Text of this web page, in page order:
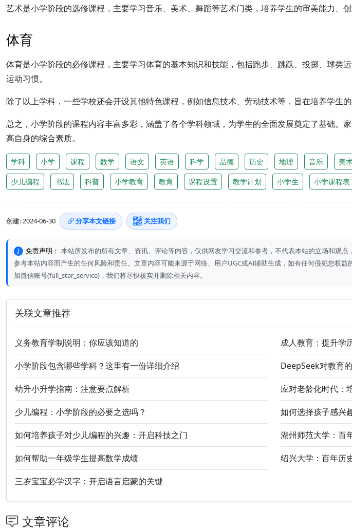
艺术是小学阶段的选修课程，主要学习音乐、美术、舞蹈等艺术门类，培养学生的审美能力、
体育
体育是小学阶段的必修课程，主要学习体育的基本知识和技能，包括跑步、跳跃、投掷、球类
运动习惯。
除了以上学科，一些学校还会开设其他特色课程，例如信息技术、劳动技术等，旨在培养学生的
总之，小学阶段的课程内容丰富多彩，涵盖了各个学科领域，为学生的全面发展奠定了基础。
高自身的综合素质。
学科 小学 课程 数学 语文 英语 科学 品德 历史 地理 音乐 美
少儿编程 书法 科普 小学教育 教育 课程设置 教学计划 小学生 小学课程表
创建: 2024-06-30 分享本文链接 关注我们
免责声明： 本站所发布的所有文章、资讯、评论等内容，仅供网友学习交流和参考，不代表本站的立场和观
参考本站内容而产生的任何风险和责任。文章内容可能来源于网络、用户UGC或AI辅助生成，如有任何侵犯您权
加微信账号(full_star_service)，我们将尽快核实并删除相关内容。
关联文章推荐
义务教育学制说明：你应该知道的
小学阶段包含哪些学科？这里有一份详细介绍
幼升小升学指南：注意要点解析
少儿编程：小学阶段的必要之选吗？
如何培养孩子对少儿编程的兴趣：开启科技之门
如何帮助一年级学生提高数学成绩
三岁宝宝必学汉字：开启语言启蒙的关键
成人教育：提升学
DeepSeek对教育
应对老龄化时代：
如何选择孩子感兴
湖州师范大学：百
绍兴大学：百年历
文章评论